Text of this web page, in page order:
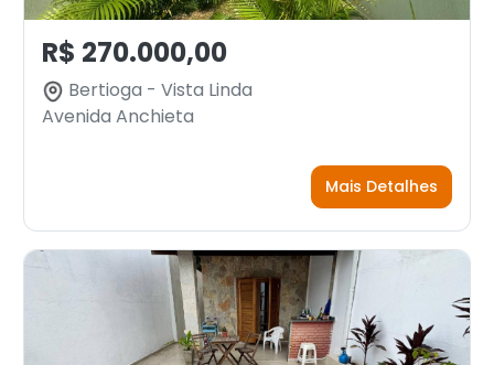
R$ 270.000,00
Bertioga - Vista Linda
Avenida Anchieta
Mais Detalhes